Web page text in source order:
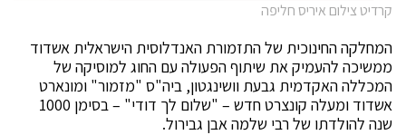
קרדיט צילום איריס חליפה
המחלקה החינוכית של התזמורת האנדלוסית הישראלית אשדוד
ממשיכה להעמיק את שיתוף הפעולה עם החוג למוסיקה של
המכללה האקדמית גבעת וושינגטון, ביה"ס "מזמור" ומונארט
אשדוד ומעלה קונצרט חדש – "שלום לך דודי" – בסימן 1000
שנה להולדתו של רבי שלמה אבן גבירול.